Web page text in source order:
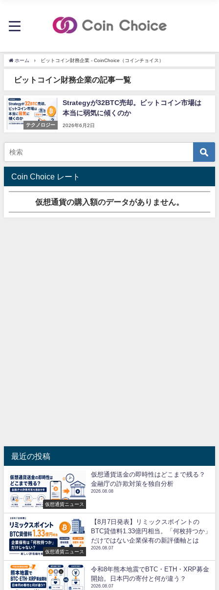
ホーム ビットコイン財務企業 - CoinChoice（コインチョイス）
ビットコイン財務企業の記事一覧
テクノロジー
Strategyが32BTC売却。ビットコイン市場は
本当に弱気に傾くのか
2026年6月2日
Coin Choice レート
仮想通貨の購入額のデータがありません。
最近の投稿
仮想通貨ニュース
仮想通貨送金の即時性はどこまで残る？
金融庁の詐欺対策を独自分析
2026.08.08
仮想通貨ニュース
【8月7日発表】リミックスポイントの
BTC貸借料1.33億円相当。「何枚持つか」
だけではない企業保有の新評価軸とは
2026.08.07
令和8年熊本地震でBTC・ETH・XRP募金
開始。日本円の寄付と何が違う？
2026.08.07